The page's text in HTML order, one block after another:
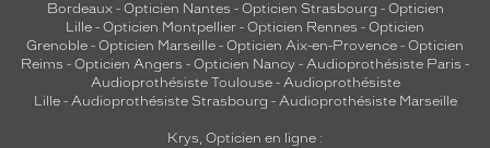
Bordeaux- Opticien Nantes - Opticien Strasbourg - Opticien
Lille - Opticien Montpellier - Opticien Rennes - Opticien
Grenoble - Opticien Marseille - Opticien Aix-en-Provence - Opticien
Reims - Opticien Angers - Opticien Nancy - Audioprothésiste Paris -
Audioprothésiste Toulouse- Audioprothésiste
Lille- Audioprothésiste Strasbourg - Audioprothésiste Marseille
Krys, Opticien en ligne :